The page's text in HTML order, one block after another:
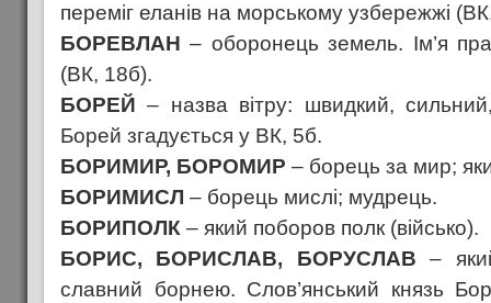
переміг еланів на морському узбережжі
БОРЕВЛАН – оборонець земель. Ім’я
(ВК, 18б).
БОРЕЙ – назва вітру: швидкий,
Борей згадується у ВК, 5б.
БОРИМИР, БОРОМИР – борець за мир;
БОРИМИСЛ – борець мислі; мудрець.
БОРИПОЛК – який поборов полк (військо).
БОРИС, БОРИСЛАВ, БОРУСЛАВ –
славний борнею. Слов’янський князь